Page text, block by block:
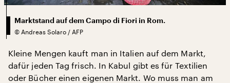
Marktstand auf dem Campo di Fiori in Rom.
© Andreas Solaro / AFP
Kleine Mengen kauft man in Italien auf dem Markt,
dafür jeden Tag frisch. In Kabul gibt es für Textilien
oder Bücher einen eigenen Markt. Wo muss man am